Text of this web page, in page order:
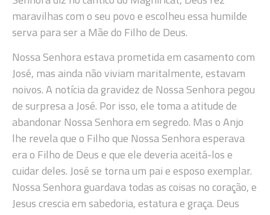
maravilhas com o seu povo e escolheu essa humilde
serva para ser a Mãe do Filho de Deus.
Nossa Senhora estava prometida em casamento com
José, mas ainda não viviam maritalmente, estavam
noivos. A notícia da gravidez de Nossa Senhora pegou
de surpresa a José. Por isso, ele toma a atitude de
abandonar Nossa Senhora em segredo. Mas o Anjo
lhe revela que o Filho que Nossa Senhora esperava
era o Filho de Deus e que ele deveria aceitá-los e
cuidar deles. José se torna um pai e esposo exemplar.
Nossa Senhora guardava todas as coisas no coração, e
Jesus crescia em sabedoria, estatura e graça. Deus